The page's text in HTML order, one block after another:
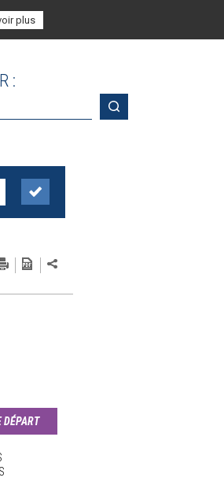
:
DÉPART
plus